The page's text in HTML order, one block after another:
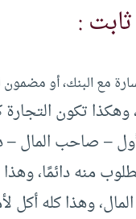
:
مع البنك، أو
تكون التجارة
– صاحب المال –
منه دائمًا،
وهذا كله أكل